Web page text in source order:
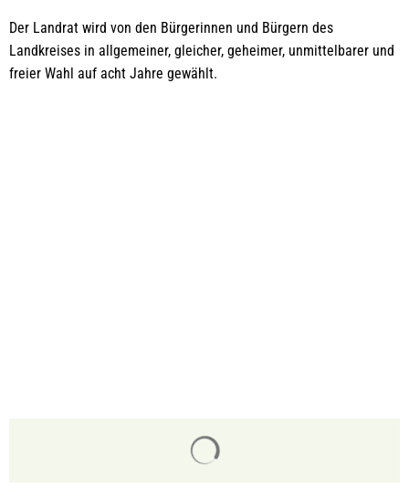
Der Landrat wird von den Bürgerinnen und Bürgern des
Landkreises in allgemeiner, gleicher, geheimer, unmittelbarer und
freier Wahl auf acht Jahre gewählt.